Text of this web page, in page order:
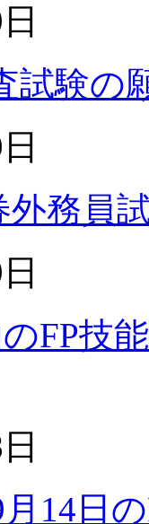
試験の
外務員
のFP
14日